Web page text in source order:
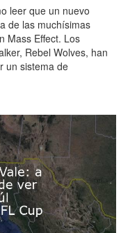
leer que un nuevo
de las muchísimas
Mass Effect. Los
Rebel Wolves, han
un sistema de